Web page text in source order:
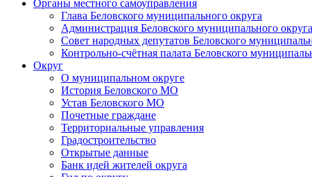
Органы местного самоуправления
Глава Беловского муниципального округа
Администрация Беловского муниципального округа
Совет народных депутатов Беловского
Контрольно-счётная палата Беловского
Округ
О муниципальном округе
История Беловского МО
Устав Беловского МО
Почетные граждане
Территориальные управления
Градостроительство
Открытые данные
Банк идей жителей округа